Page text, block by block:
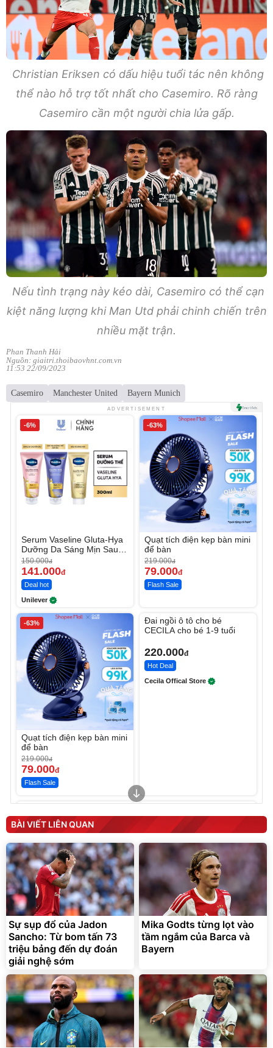
Christian Eriksen có dấu hiệu tuổi tác nên không
thể nào hỗ trợ tốt nhất cho Casemiro. Rõ ràng
Casemiro cần một người chia lửa gấp.
Nếu tình trạng này kéo dài, Casemiro có thể cạn
kiệt năng lượng khi Man Utd phải chinh chiến trên
nhiều mặt trận.
Phan Thanh Hải
Nguồn: giaitri.thoibaovhnt.com.vn
11:53 22/09/2023
Casemiro Manchester United Bayern Munich
ADVERTISEMENT
-6%
Serum Vaseline Gluta-Hya
Dưỡng Da Sáng Mịn Sau 7
Ngày
150.000đ
141.000đ
Deal hot
Unilever
-63%
Quạt tích điện kẹp bàn mini
để bàn
219.000đ
79.000đ
Flash Sale
-63%
Quạt tích điện kẹp bàn mini
để bàn
219.000đ
79.000đ
Flash Sale
Đai ngồi ô tô cho bé
CECILA cho bé 1-9 tuổi
220.000đ
Hot Deal
Cecila Offical Store
tức thì Vaseline Body
190.000đ
138.330đ
Discount
D2-001 - Thông Minh
3.000.000
2.200.000đ
Unmute
Vali Bamozo Khung Nhôm
9066 Size 20/24/28 Cao
Cấp
1.000.000đ
825.000đ
Flash Sale
Lót ghế ôtô, nâng lưng
chống nóng giúp thoải mái
trong di chuyển
295.000đ
BÀI VIẾT LIÊN QUAN
Sự sụp đổ của Jadon
Sancho: Từ bom tấn 73
triệu bảng đến dự đoán
giải nghệ sớm
Mika Godts từng lọt vào
tầm ngắm của Barca và
Bayern